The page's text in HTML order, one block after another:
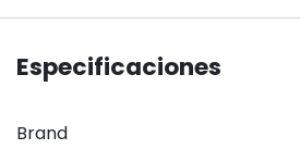
Especificaciones
Brand